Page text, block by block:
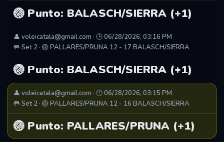
🏐 Punto: BALASCH/SIERRA (+1)
👤 voleicatala@gmail.com · 🕒 06/28/2026, 03:16 PM
🥅 Set 2 · 🏐 PALLARES/PRUNA 12 - 17 BALASCH/SIERRA
🏐 Punto: BALASCH/SIERRA (+1)
👤 voleicatala@gmail.com · 🕒 06/28/2026, 03:15 PM
🥅 Set 2 · 🏐 PALLARES/PRUNA 12 - 16 BALASCH/SIERRA
🏐 Punto: PALLARES/PRUNA (+1)